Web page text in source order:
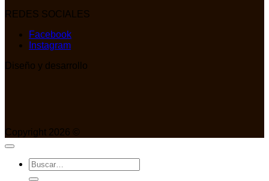
REDES SOCIALES
Facebook
Instagram
Diseño y desarrollo
Copyright 2026 ©
Buscar
por: